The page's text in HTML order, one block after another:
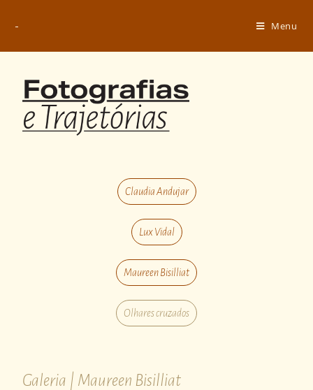
Menu
Claudia Andujar
Lux Vidal
Maureen Bisilliat
Olhares cruzados
Galeria | Maureen Bisilliat